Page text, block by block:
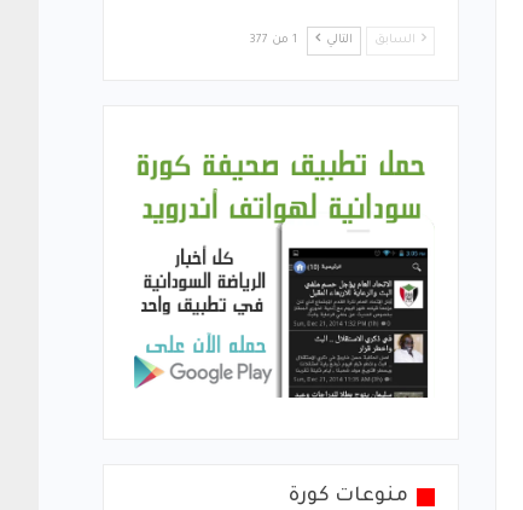
السابق التالي 1 من 377
منوعات كورة